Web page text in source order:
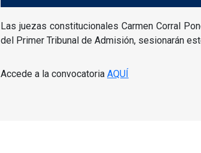
Las juezas constitucionales Carmen Corral
del Primer Tribunal de Admisión, sesionarán
Accede a la convocatoria AQUÍ